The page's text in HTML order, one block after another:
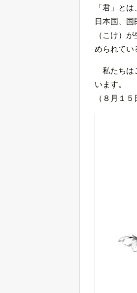
「君」と
日本国、
（こけ）
められてい
私たちは
います。
（８月１５